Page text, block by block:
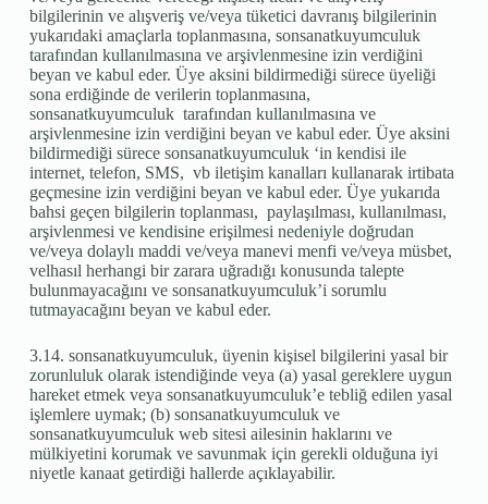
bilgilerinin ve alışveriş ve/veya tüketici davranış bilgilerinin
yukarıdaki amaçlarla toplanmasına, sonsanatkuyumculuk
tarafından kullanılmasına ve arşivlenmesine izin verdiğini
beyan ve kabul eder. Üye aksini bildirmediği sürece üyeliği
sona erdiğinde de verilerin toplanmasına,
sonsanatkuyumculuk tarafından kullanılmasına ve
arşivlenmesine izin verdiğini beyan ve kabul eder. Üye aksini
bildirmediği sürece sonsanatkuyumculuk ‘in kendisi ile
internet, telefon, SMS, vb iletişim kanalları kullanarak irtibata
geçmesine izin verdiğini beyan ve kabul eder. Üye yukarıda
bahsi geçen bilgilerin toplanması, paylaşılması, kullanılması,
arşivlenmesi ve kendisine erişilmesi nedeniyle doğrudan
ve/veya dolaylı maddi ve/veya manevi menfi ve/veya müsbet,
velhasıl herhangi bir zarara uğradığı konusunda talepte
bulunmayacağını ve sonsanatkuyumculuk’i sorumlu
tutmayacağını beyan ve kabul eder.
3.14. sonsanatkuyumculuk, üyenin kişisel bilgilerini yasal bir
zorunluluk olarak istendiğinde veya (a) yasal gereklere uygun
hareket etmek veya sonsanatkuyumculuk’e tebliğ edilen yasal
işlemlere uymak; (b) sonsanatkuyumculuk ve
sonsanatkuyumculuk web sitesi ailesinin haklarını ve
mülkiyetini korumak ve savunmak için gerekli olduğuna iyi
niyetle kanaat getirdiği hallerde açıklayabilir.